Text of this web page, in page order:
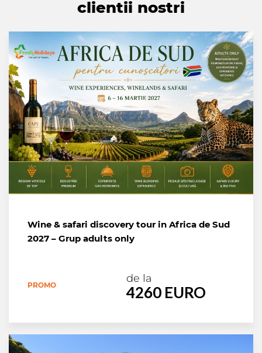
clientii nostri
Wine & safari discovery tour in Africa de Sud
2027 – Grup adults only
PROMO
de la
4260 EURO